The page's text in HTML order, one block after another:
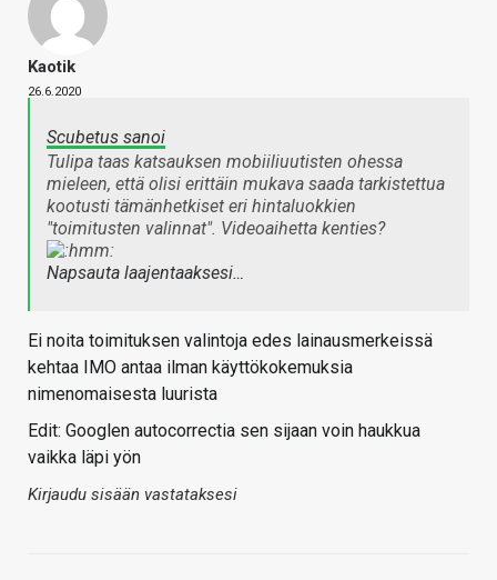
Kaotik
26.6.2020
Scubetus sanoi
Tulipa taas katsauksen mobiiliuutisten ohessa
mieleen, että olisi erittäin mukava saada tarkistettua
kootusti tämänhetkiset eri hintaluokkien
"toimitusten valinnat". Videoaihetta kenties?
Napsauta laajentaaksesi…
Ei noita toimituksen valintoja edes lainausmerkeissä
kehtaa IMO antaa ilman käyttökokemuksia
nimenomaisesta luurista
Edit: Googlen autocorrectia sen sijaan voin haukkua
vaikka läpi yön
Kirjaudu sisään vastataksesi